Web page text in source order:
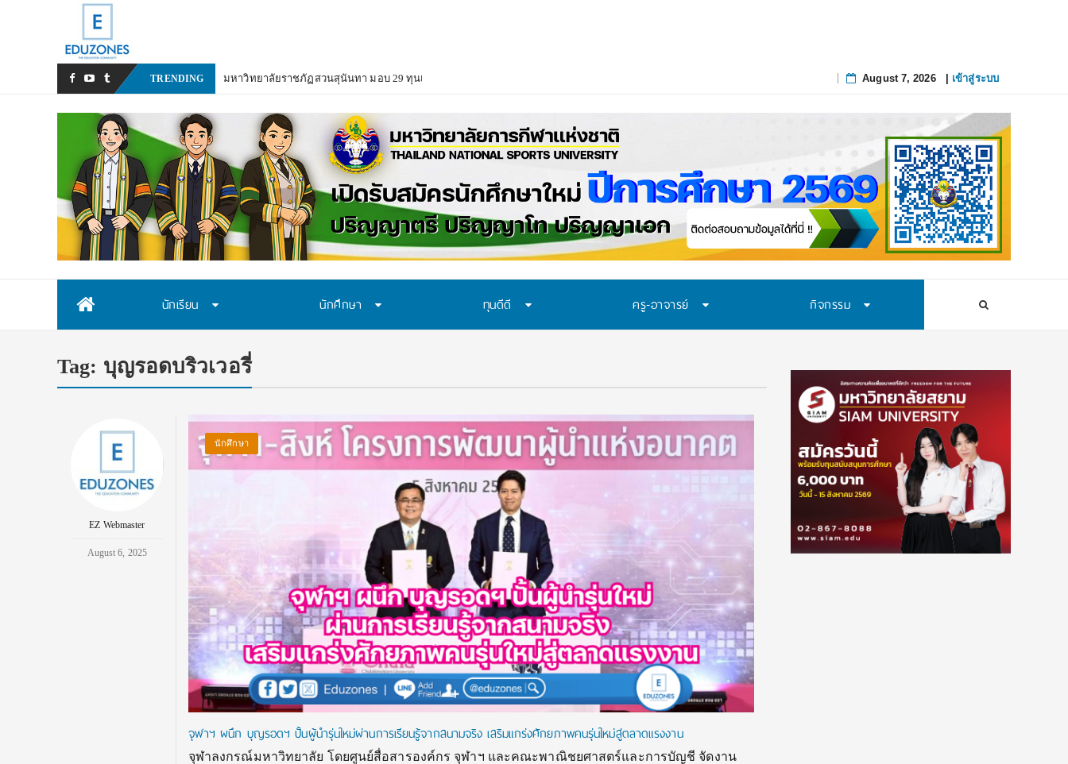
TRENDING
มหาวิทยาลัยราชภัฏสวนสุนันทา มอบ 29 ทุนแบบต่อเนื่องตลอดหลักสูตร สนับสนุนเยาวชนเรียนจนจบ สร้างโอกาสทางการศึกษาอย่างยั่งยืน
August 7, 2026| เข้าสู่ระบบ
นักเรียน นักศึกษา ทุนดีดี ครู-อาจารย์ กิจกรรม
Tag: บุญรอดบริวเวอรี่
EZ Webmaster
August 6, 2025
นักศึกษา
จุฬาฯ ผนึก บุญรอดฯ ปั้นผู้นำรุ่นใหม่ผ่านการเรียนรู้จากสนามจริง เสริมแกร่งศักยภาพคนรุ่นใหม่สู่ตลาดแรงงาน
จุฬาลงกรณ์มหาวิทยาลัย โดยศูนย์สื่อสารองค์กร จุฬาฯ และคณะพาณิชยศาสตร์และการบัญชี จัดงาน